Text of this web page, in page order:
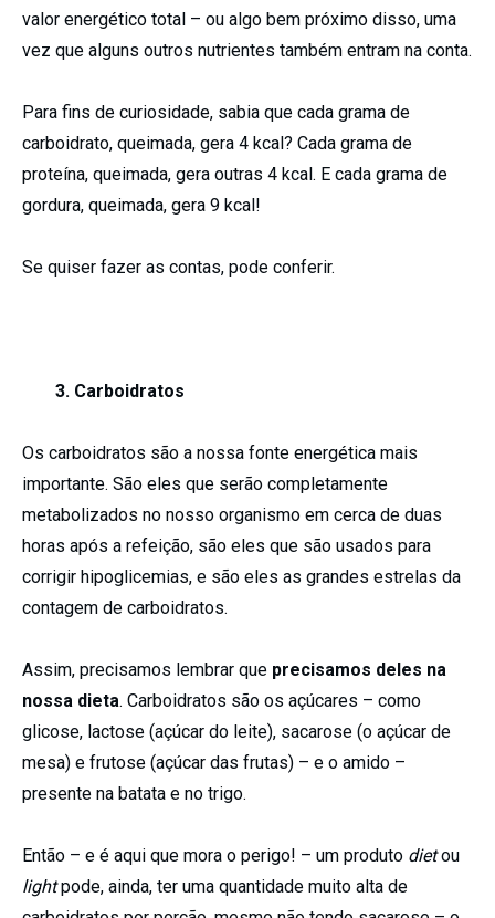
valor energético total – ou algo bem próximo disso, uma
vez que alguns outros nutrientes também entram na conta.
Para fins de curiosidade, sabia que cada grama de
carboidrato, queimada, gera 4 kcal? Cada grama de
proteína, queimada, gera outras 4 kcal. E cada grama de
gordura, queimada, gera 9 kcal!
Se quiser fazer as contas, pode conferir.
3. Carboidratos
Os carboidratos são a nossa fonte energética mais
importante. São eles que serão completamente
metabolizados no nosso organismo em cerca de duas
horas após a refeição, são eles que são usados para
corrigir hipoglicemias, e são eles as grandes estrelas da
contagem de carboidratos.
Assim, precisamos lembrar que precisamos deles na
nossa dieta. Carboidratos são os açúcares – como
glicose, lactose (açúcar do leite), sacarose (o açúcar de
mesa) e frutose (açúcar das frutas) – e o amido –
presente na batata e no trigo.
Então – e é aqui que mora o perigo! – um produto dietou
lightpode, ainda, ter uma quantidade muito alta de